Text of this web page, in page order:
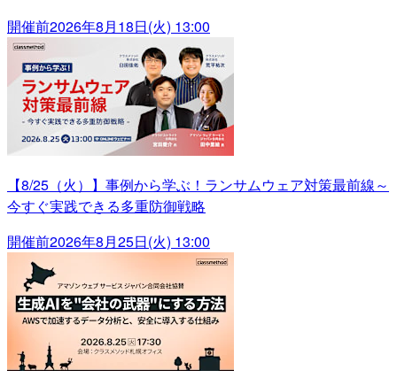
開催前2026年8月18日(火) 13:00
【8/25（火）】事例から学ぶ！ランサムウェア対策最前線～
今すぐ実践できる多重防御戦略
開催前2026年8月25日(火) 13:00